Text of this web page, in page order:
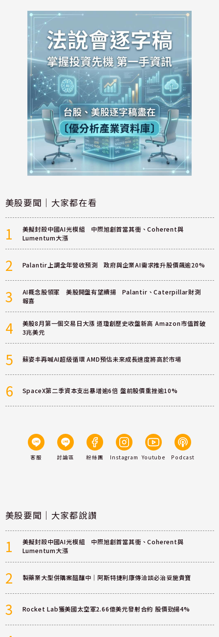
美股要聞｜大家都在看
1
美擬封殺中國AI光模組 中際旭創首當其衝、Coherent與
Lumentum大漲
2 Palantir上調全年營收預測 政府與企業AI需求推升股價飆逾20%
3
AI概念股領軍 美股開盤有望續揚 Palantir、Caterpillar財測
報喜
4
美股8月第一個交易日大漲 道瓊創歷史收盤新高 Amazon市值首破
3兆美元
5 蘇姿丰再喊AI超級循環 AMD預估未來成長速度將高於市場
6 SpaceX第二季資本支出暴增逾6倍 盤前股價重挫逾10%
客服 討論區 粉絲團 Instagram Youtube Podcast
美股要聞｜大家都說讚
1
美擬封殺中國AI光模組 中際旭創首當其衝、Coherent與
Lumentum大漲
2 製藥業大型併購案醞釀中｜阿斯特捷利康傳洽談必治妥施貴寶
3 Rocket Lab獲美國太空軍2.66億美元發射合約 股價勁揚4%